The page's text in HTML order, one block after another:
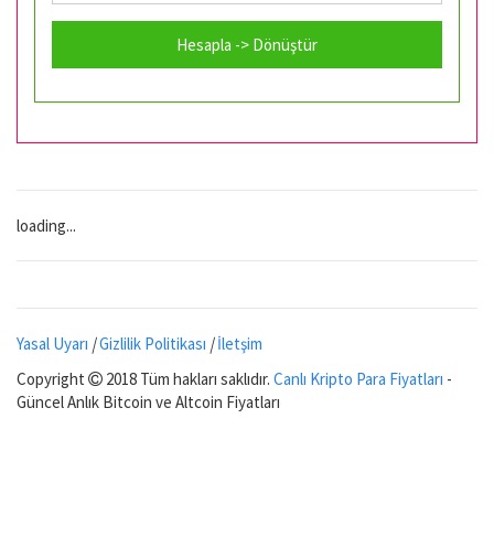
Hesapla -> Dönüştür
loading...
Yasal Uyarı |Gizlilik Politikası |İletşim
Copyright
2018 Tüm hakları saklıdır. Canlı Kripto Para Fiyatları -
Güncel Anlık Bitcoin ve Altcoin Fiyatları